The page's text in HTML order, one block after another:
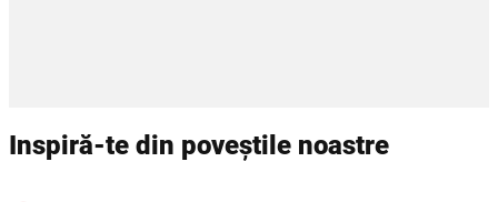
Inspiră-te din poveștile noastre